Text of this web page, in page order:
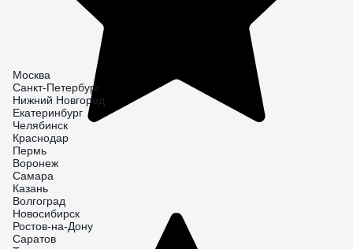
Москва
Санкт-Петербург
Нижний Новгород
Екатеринбург
Челябинск
Краснодар
Пермь
Воронеж
Самара
Казань
Волгоград
Новосибирск
Ростов-на-Дону
Саратов